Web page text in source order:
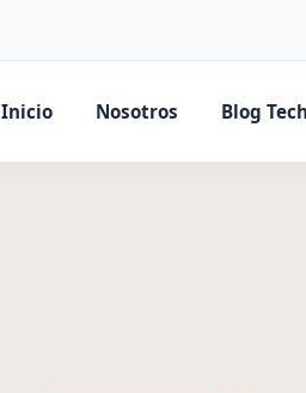
Inicio Nosotros Blog Tech